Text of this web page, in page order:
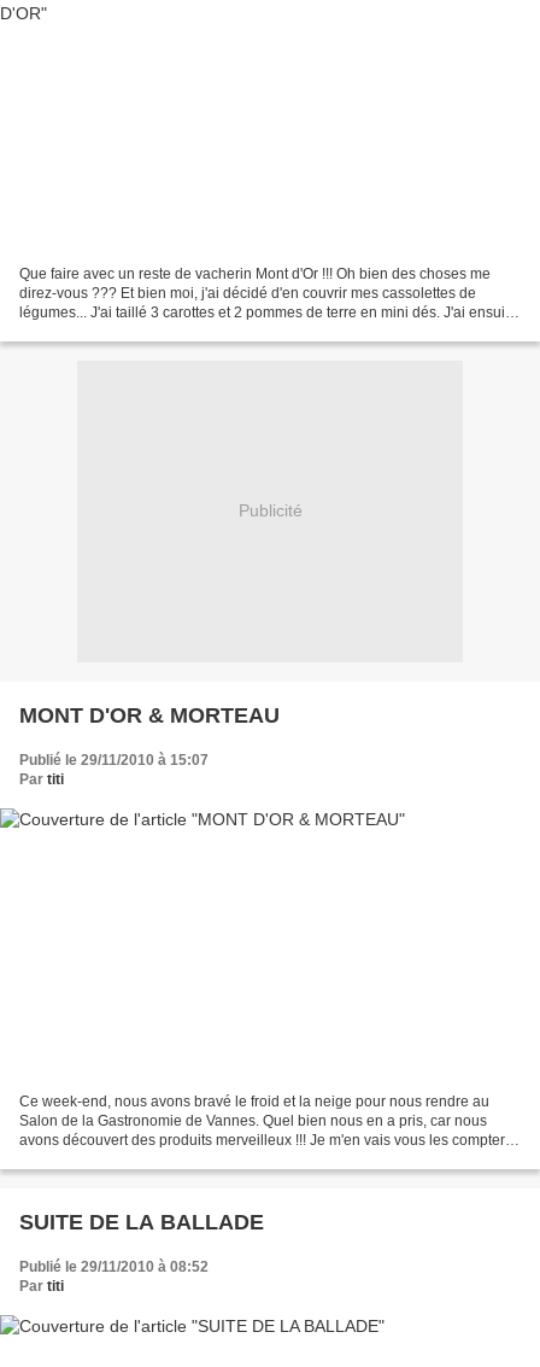
Que faire avec un reste de vacherin Mont d'Or !!! Oh bien des choses me
direz-vous ??? Et bien moi, j'ai décidé d'en couvrir mes cassolettes de
légumes... J'ai taillé 3 carottes et 2 pommes de terre en mini dés. J'ai ensuite
Publicité
MONT D'OR & MORTEAU
Publié le 29/11/2010 à 15:07
Par titi
Ce week-end, nous avons bravé le froid et la neige pour nous rendre au
Salon de la Gastronomie de Vannes. Quel bien nous en a pris, car nous
avons découvert des produits merveilleux !!! Je m'en vais vous les compter...
SUITE DE LA BALLADE
Publié le 29/11/2010 à 08:52
Par titi